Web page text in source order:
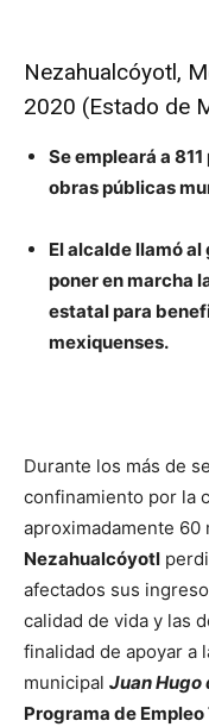
Nezahualcóyotl,
2020 (Estado de
Se empleará a
obras públicas
El alcalde llamó
poner en marcha
estatal para
mexiquenses.
Durante los más de
confinamiento por la
aproximadamente 60
Nezahualcóyotl
afectados sus
calidad de vida y las
finalidad de apoyar a
municipal Juan Hugo
Programa de